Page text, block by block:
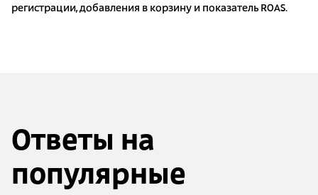
регистрации, добавления в корзину и показатель ROAS.
Ответы на
популярные